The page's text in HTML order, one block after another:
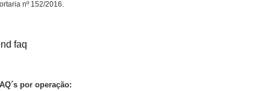
nº 152/2016.
faq
por operação: